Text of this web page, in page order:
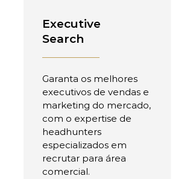
Executive
Search
Garanta os melhores
executivos de vendas e
marketing do mercado,
com o expertise de
headhunters
especializados em
recrutar para área
comercial.